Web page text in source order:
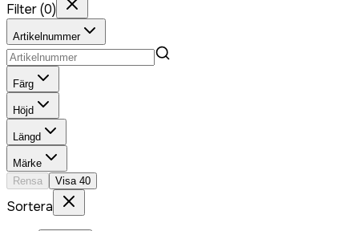
Filter(0)
Artikelnummer
Färg
Höjd
Längd
Märke
Rensa
Visa 40
Sortera